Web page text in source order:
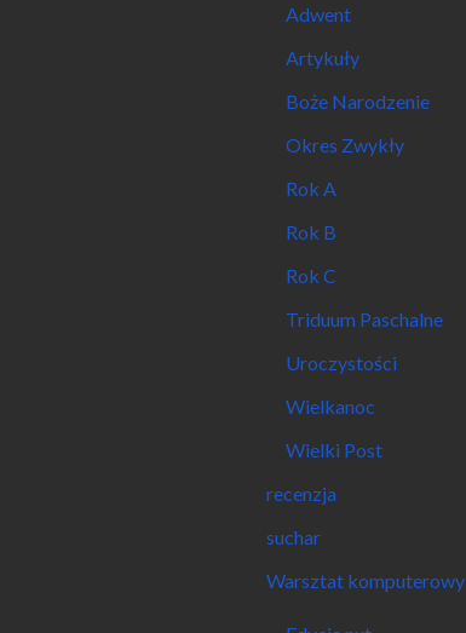
Adwent
Artykuły
Boże Narodzenie
Okres Zwykły
Rok A
Rok B
Rok C
Triduum Paschalne
Uroczystości
Wielkanoc
Wielki Post
recenzja
suchar
Warsztat komputerowy